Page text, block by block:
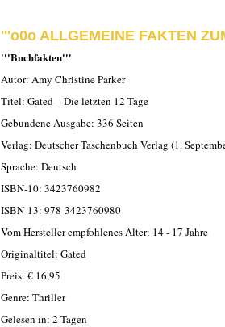
'''o0o ALLGEMEINE FAKTEN
'''Buchfakten'''
Autor: Amy Christine Parker
Titel: Gated – Die letzten 12 Tage
Gebundene Ausgabe: 336 Seiten
Verlag: Deutscher Taschenbuch Verlag (1.
Sprache: Deutsch
ISBN-10: 3423760982
ISBN-13: 978-3423760980
Vom Hersteller empfohlenes Alter: 14 - 17 Jahre
Originaltitel: Gated
Preis: € 16,95
Genre: Thriller
Gelesen in: 2 Tagen